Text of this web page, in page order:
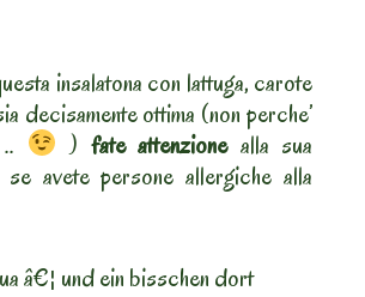
insalatona con lattuga, carote
decisamente ottima (non perche’
) fate attenzionealla sua
se avete persone allergiche alla
â€¦ und ein bisschen dort